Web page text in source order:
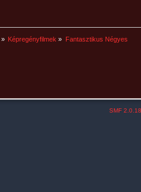
» Képregényfilmek » Fantasztikus Négyes
SMF 2.0.18